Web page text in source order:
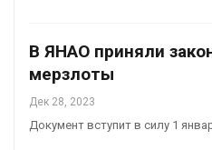
В ЯНАО приняли
мерзлоты
Дек 28, 2023
Документ вступит в силу 1